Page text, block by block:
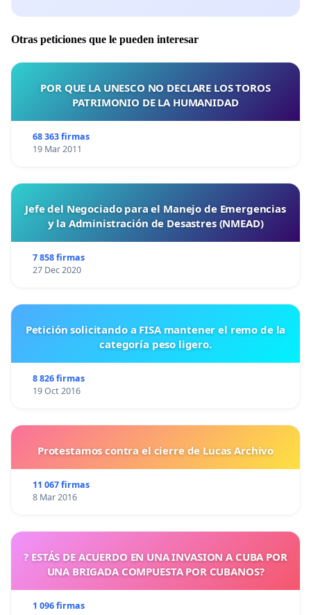
Otras peticiones que le pueden interesar
POR QUE LA UNESCO NO DECLARE LOS TOROS
PATRIMONIO DE LA HUMANIDAD
68 363 firmas
19 Mar 2011
Jefe del Negociado para el Manejo de Emergencias
y la Administración de Desastres (NMEAD)
7 858 firmas
27 Dec 2020
Petición solicitando a FISA mantener el remo de la
categoría peso ligero.
8 826 firmas
19 Oct 2016
Protestamos contra el cierre de Lucas Archivo
11 067 firmas
8 Mar 2016
? ESTÁS DE ACUERDO EN UNA INVASION A CUBA POR
UNA BRIGADA COMPUESTA POR CUBANOS?
1 096 firmas